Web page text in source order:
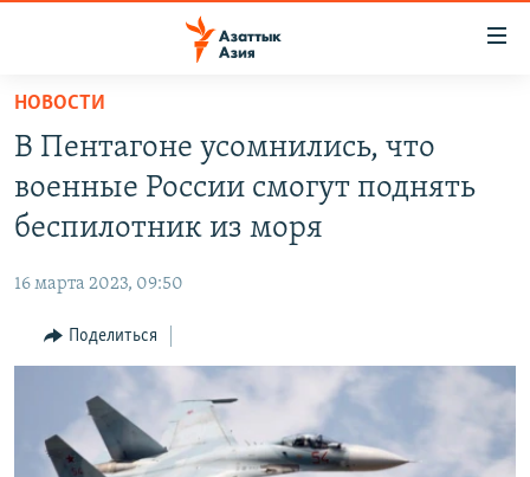
Вернуться
основному
содержанию
Вернутся
главной
навигации
Вернутся
ТАДЖИКИСТАН
ВОЙНА В УКРАИНЕ
ҚАЗАҚША
КЫРГЫЗЧА
ТОҶИКӢ
TÜRKMENÇE
Все сайты РСЕ/РС
НОВОСТИ
В Пентагоне усомнились, что
военные России смогут поднять
беспилотник из моря
16 марта 2023, 09:50
Поделиться